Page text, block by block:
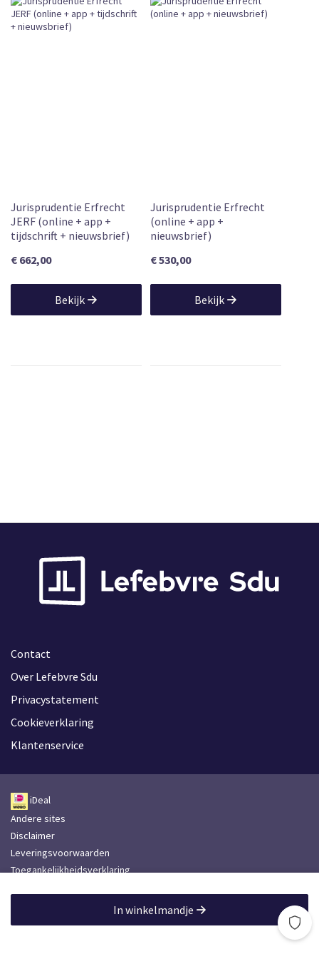
In winkelmandje
Jurisprudentie Erfrecht
JERF (online + app +
tijdschrift + nieuwsbrief)
€ 662,00
Bekijk
Jurisprudentie Erfrecht
(online + app +
nieuwsbrief)
€ 530,00
Bekijk
Contact
Over Lefebvre Sdu
Privacystatement
Cookieverklaring
Klantenservice
iDeal
Andere sites
Disclaimer
Leveringsvoorwaarden
Toegankelijkheidsverklaring